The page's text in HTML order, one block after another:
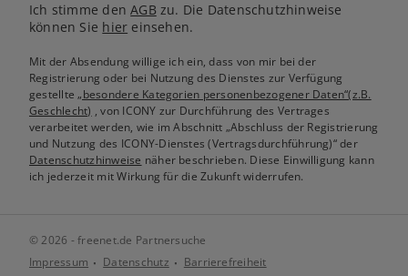
Ich stimme denAGB zu. Die Datenschutzhinweise
können Sie hier einsehen.
Mit der Absendung willige ich ein, dass von mir bei der
Registrierung oder bei Nutzung des Dienstes zur Verfügung
gestellte„besondere Kategorien personenbezogener Daten“(z.B.
Geschlecht) , von ICONY zur Durchführung des Vertrages
verarbeitet werden, wie im Abschnitt „Abschluss der Registrierung
und Nutzung des ICONY-Dienstes (Vertragsdurchführung)“ der
Datenschutzhinweise näher beschrieben. Diese Einwilligung kann
ich jederzeit mit Wirkung für die Zukunft widerrufen.
© 2026 - freenet.de Partnersuche
Impressum
Datenschutz Barrierefreiheit